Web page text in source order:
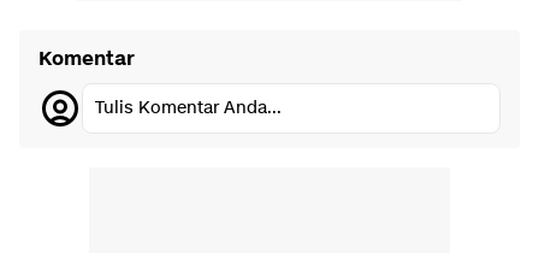
Komentar
Tulis Komentar Anda...